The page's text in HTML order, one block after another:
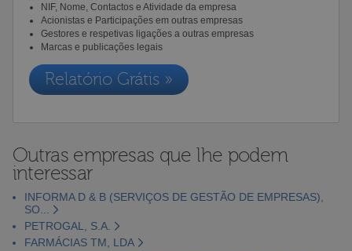
NIF, Nome, Contactos e Atividade da empresa
Acionistas e Participações em outras empresas
Gestores e respetivas ligações a outras empresas
Marcas e publicações legais
Relatório Grátis »
Outras empresas que lhe podem
interessar
INFORMA D & B (SERVIÇOS DE GESTÃO DE EMPRESAS),
SO...
PETROGAL, S.A.
FARMÁCIAS TM, LDA